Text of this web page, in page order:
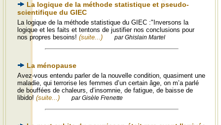
La logique de la méthode statistique et pseudo-
scientifique du GIEC
La logique de la méthode statistique du GIEC :"Inversons la
logique et les faits et tentons de justifier nos conclusions pour
nos propres besoins! (suite...) par Ghislain Martel
La ménopause
Avez-vous entendu parler de la nouvelle condition, quasiment une
maladie, qui terrorise les femmes d’un certain âge, on m’a parlé
de bouffées de chaleurs, d’insomnie, de fatigue, de baisse de
libido! (suite...) par Gisèle Frenette